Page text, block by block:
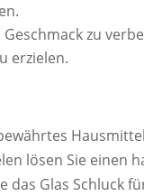
zu
erzielen.
lösen Sie einen
Glas Schluck